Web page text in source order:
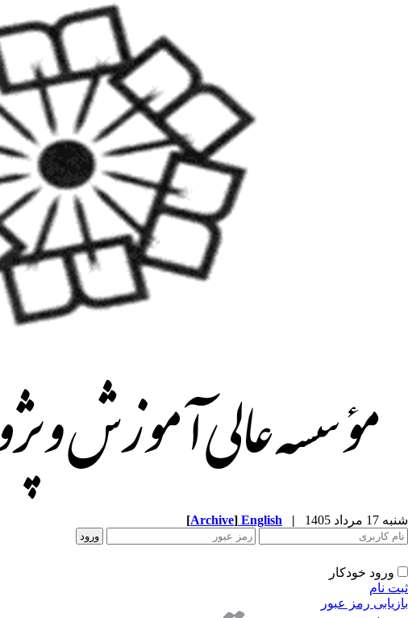
شنبه 17 مرداد 1405 |
English
[Archive]
ورود خودکار
ثبت نام
بازیابی رمز عبور